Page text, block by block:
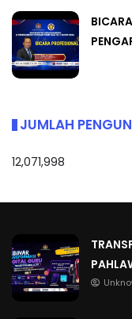
JUMLAH
12,071,998